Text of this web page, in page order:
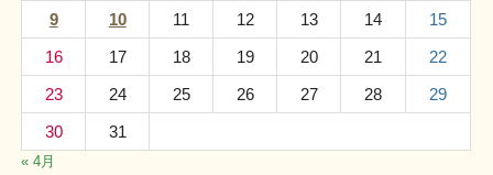
9
10 11 12 13 14
15
16
17 18 19 20 21
22
23
24 25 26 27 28
29
30
31
« 4月